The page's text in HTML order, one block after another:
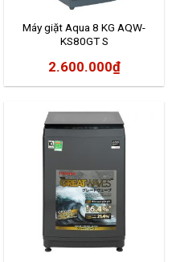
Máy giặt Aqua 8 KG AQW-
KS80GT S
2.600.000₫